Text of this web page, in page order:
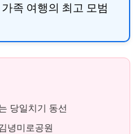
족 여행의 최고 모범
당일치기 동선
녕미로공원